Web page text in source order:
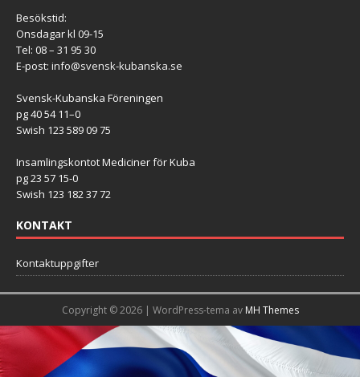
Besökstid:
Onsdagar kl 09-15
Tel: 08 – 31 95 30
E-post: info@svensk-kubanska.se
Svensk-Kubanska Föreningen
pg 40 54 11–0
Swish 123 589 09 75
Insamlingskontot Mediciner för Kuba
pg 23 57 15-0
Swish 123 182 37 72
KONTAKT
Kontaktuppgifter
Copyright © 2026 | WordPress-tema av MH Themes